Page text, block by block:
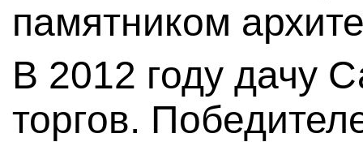
памятником
В 2012 году дачу
торгов.